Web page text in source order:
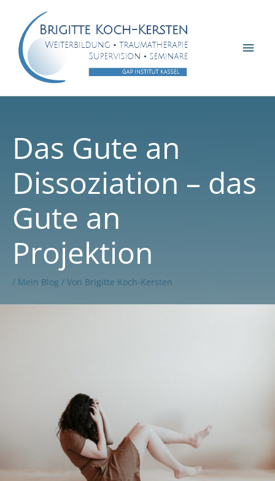
springen
Das Gute an
Dissoziation – das
Gute an
Projektion
/ Mein Blog / Von Brigitte Koch-Kersten